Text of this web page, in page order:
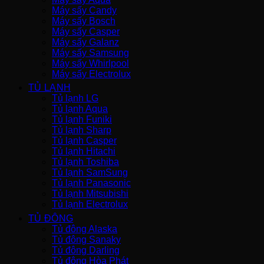
Máy sấy Candy
Máy sấy Bosch
Máy sấy Casper
Máy sấy Galanz
Máy sấy Samsung
Máy sấy Whirlpool
Máy sấy Electrolux
TỦ LẠNH
Tủ lạnh LG
Tủ lạnh Aqua
Tủ lạnh Funiki
Tủ lạnh Sharp
Tủ lạnh Casper
Tủ lạnh Hitachi
Tủ lạnh Toshiba
Tủ lạnh SamSung
Tủ lạnh Panasonic
Tủ lạnh Mitsubishi
Tủ lạnh Electrolux
TỦ ĐÔNG
Tủ đông Alaska
Tủ đông Sanaky
Tủ đông Darling
Tủ đông Hòa Phát